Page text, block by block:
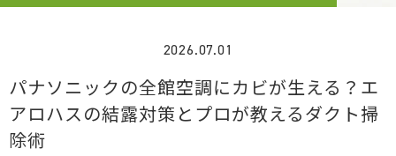
2026.07.01
パナソニックの全館空調にカビが生える？エ
アロハスの結露対策とプロが教えるダクト掃
除術